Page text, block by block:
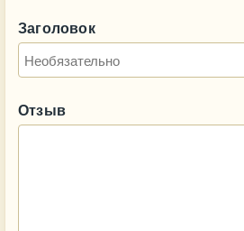
Заголовок
Отзыв